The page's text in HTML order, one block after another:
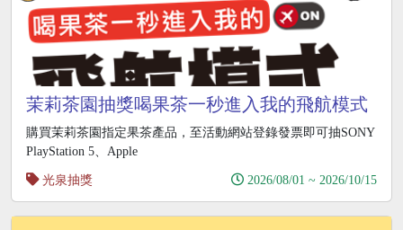
茉莉茶園抽獎喝果茶一秒進入我的飛航模式
抽PS5
購買茉莉茶園指定果茶產品，至活動網站登錄發票即可抽SONY
PlayStation 5、Apple
光泉抽獎
2026/08/01 ~ 2026/10/15